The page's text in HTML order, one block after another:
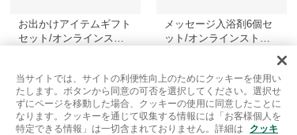
お出かけアイテムギフト
セット/オンラインスト
メッセージ入浴剤6個セ
ット/オンラインストア
当サイトでは、サイトの利便性向上のためにクッキーを使用い
たします。ボタンから同意の可否を選択してください。選択せ
ずにページを移動した場合、クッキーの使用に同意したことに
なります。クッキーを通じて収集する情報には「お客様個人を
特定できる情報」は一切含まれておりません。詳細は
クッキ